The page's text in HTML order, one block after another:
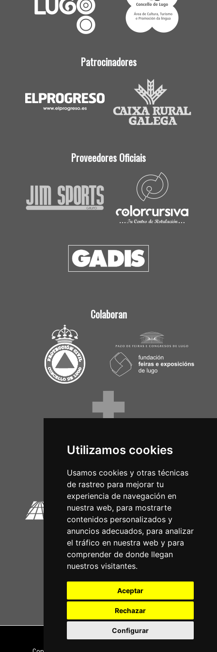
Utilizamos cookies
Usamos cookies y otras técnicas
de rastreo para mejorar tu
experiencia de navegación en
nuestra web, para mostrarte
contenidos personalizados y
anuncios adecuados, para analizar
el tráfico en nuestra web y para
comprender de donde llegan
nuestros visitantes.
Aceptar
Rechazar
Configurar
Patrocinadores
Proveedores Oficiais
Colaboran
Circuitos Oficiais
Nota legal|Política de privacidade